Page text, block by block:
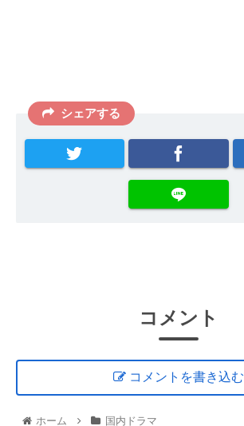
シェアする
コメント
コメントを書き込む
ホーム 国内ドラマ